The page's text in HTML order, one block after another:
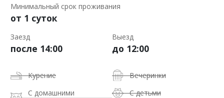
Минимальный срок проживания
от 1 суток
Заезд
после 14:00
Выезд
до 12:00
Курение
Вечеринки
С домашними
С детьми